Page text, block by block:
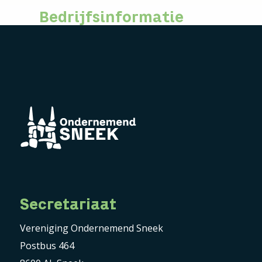
Bedrijfsinformatie
Secretariaat
Vereniging Ondernemend Sneek
Postbus 464